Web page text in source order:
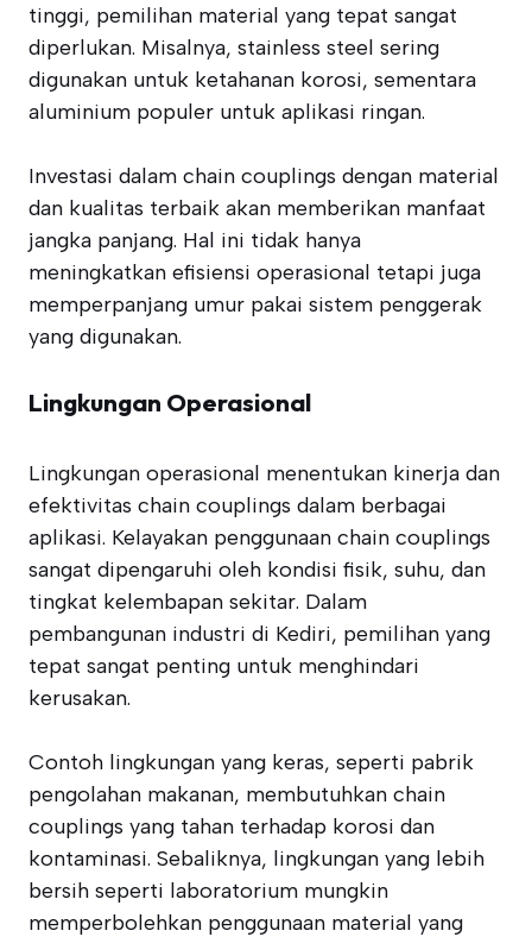
tinggi, pemilihan material yang tepat sangat
diperlukan. Misalnya, stainless steel sering
digunakan untuk ketahanan korosi, sementara
aluminium populer untuk aplikasi ringan.
Investasi dalam chain couplings dengan material
dan kualitas terbaik akan memberikan manfaat
jangka panjang. Hal ini tidak hanya
meningkatkan efisiensi operasional tetapi juga
memperpanjang umur pakai sistem penggerak
yang digunakan.
Lingkungan Operasional
Lingkungan operasional menentukan kinerja dan
efektivitas chain couplings dalam berbagai
aplikasi. Kelayakan penggunaan chain couplings
sangat dipengaruhi oleh kondisi fisik, suhu, dan
tingkat kelembapan sekitar. Dalam
pembangunan industri di Kediri, pemilihan yang
tepat sangat penting untuk menghindari
kerusakan.
Contoh lingkungan yang keras, seperti pabrik
pengolahan makanan, membutuhkan chain
couplings yang tahan terhadap korosi dan
kontaminasi. Sebaliknya, lingkungan yang lebih
bersih seperti laboratorium mungkin
memperbolehkan penggunaan material yang